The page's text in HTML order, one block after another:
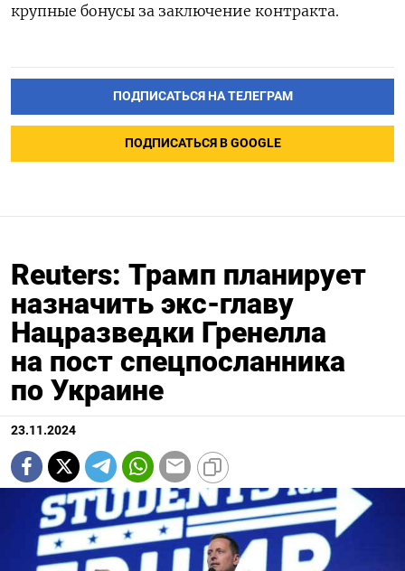
крупные бонусы за заключение контракта.
ПОДПИСАТЬСЯ НА ТЕЛЕГРАМ
ПОДПИСАТЬСЯ В GOOGLE
Reuters: Трамп планирует
назначить экс-главу
Нацразведки Гренелла
на пост спецпосланника
по Украине
23.11.2024